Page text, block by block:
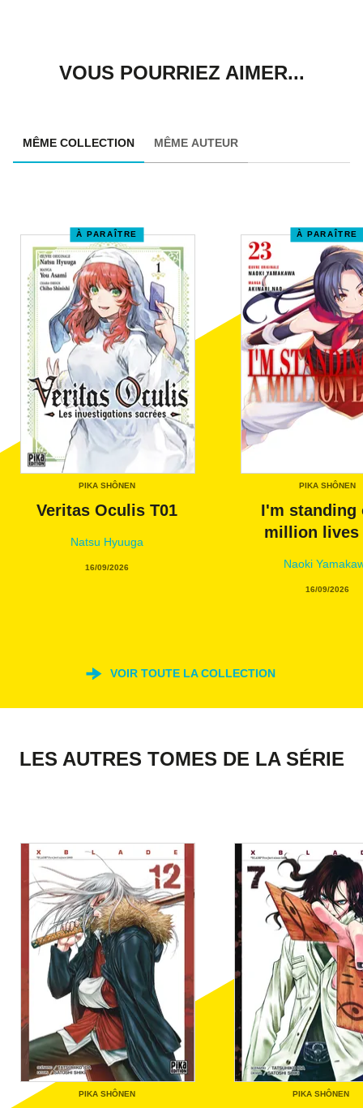
VOUS POURRIEZ AIMER...
MÊME COLLECTION MÊME AUTEUR
À PARAÎTRE
PIKA SHÔNEN
Veritas Oculis T01
Natsu Hyuuga
16/09/2026
À PARAÎTRE
PIKA SHÔNEN
I'm standing
million lives
Naoki
16/09/2026
VOIR TOUTE LA COLLECTION
LES AUTRES TOMES DE LA SÉRIE
PIKA SHÔNEN PIKA SHÔNEN